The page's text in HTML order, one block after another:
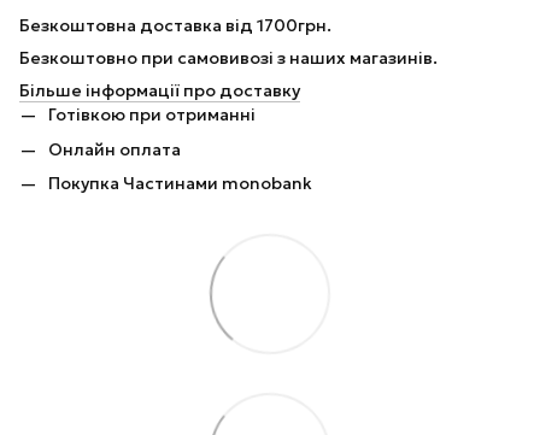
Безкоштовна доставка від 1700грн.
Безкоштовно при самовивозі з наших магазинів.
Більше інформації про доставку
Готівкою при отриманні
Онлайн оплата
Покупка Частинами monobank